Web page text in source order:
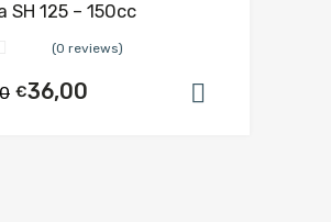
SH 125 – 150cc
(0 reviews)
€36,00